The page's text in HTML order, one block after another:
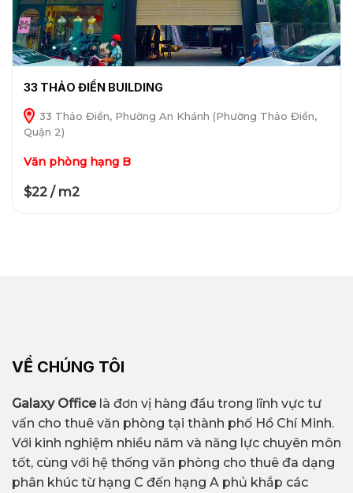
33 THẢO ĐIỀN BUILDING
33 Thảo Điền, Phường An Khánh (Phường Thảo Điền,
Quận 2)
Văn phòng hạng B
$22 / m2
VỀ CHÚNG TÔI
Galaxy Officelà đơn vị hàng đầu trong lĩnh vực tư
vấn cho thuê văn phòng tại thành phố Hồ Chí Minh.
Với kinh nghiệm nhiều năm và năng lực chuyên môn
tốt, cùng với hệ thống văn phòng cho thuê đa dạng
phân khúc từ hạng C đến hạng A phủ khắp các